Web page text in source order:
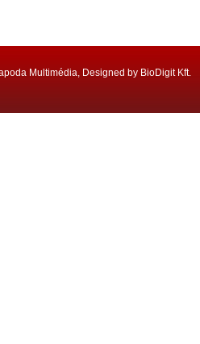
Multimédia, Designed by BioDigit Kft.